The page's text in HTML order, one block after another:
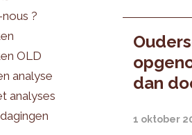
?
OLD
analyse
analyses
dan
1 oktober